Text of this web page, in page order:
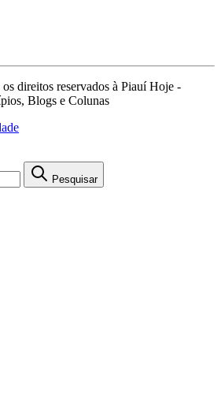
direitos reservados à Piauí Hoje -
Blogs e Colunas
Pesquisar